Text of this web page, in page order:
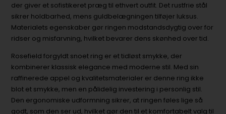
der giver et sofistikeret præg til ethvert outfit. Det rustfrie stål
sikrer holdbarhed, mens guldbelægningen tilføjer luksus.
Materialets egenskaber gør ringen modstandsdygtig over for
ridser og misfarvning, hvilket bevarer dens skønhed over tid.
Rosefield forgyldt snoet ring er et tidløst smykke, der
kombinerer klassisk elegance med moderne stil. Med sin
raffinerede appel og kvalitetsmaterialer er denne ring ikke
blot et smykke, men en pålidelig investering i personlig stil.
Den ergonomiske udformning sikrer, at ringen føles lige så
godt, som den ser ud, hvilket gør den til et komfortabelt valg til